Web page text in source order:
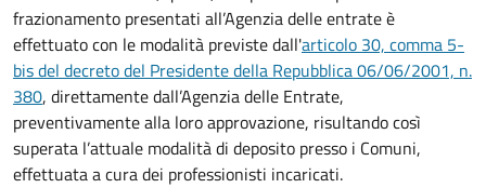
frazionamento presentati all’Agenzia delle entrate è
effettuato con le modalità previste dall'articolo 30, comma 5-
bis del decreto del Presidente della Repubblica 06/06/2001, n.
380, direttamente dall’Agenzia delle Entrate,
preventivamente alla loro approvazione, risultando così
superata l’attuale modalità di deposito presso i Comuni,
effettuata a cura dei professionisti incaricati.